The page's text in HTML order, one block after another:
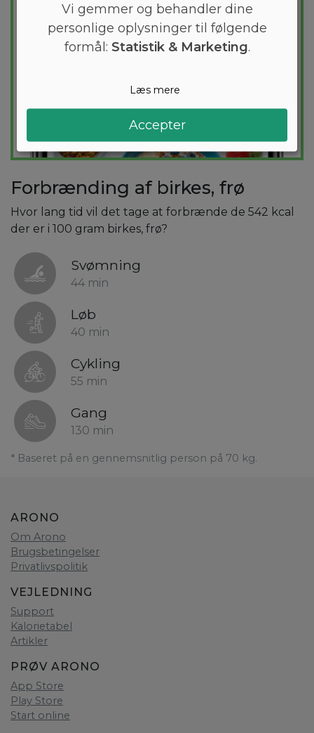
Forbrænding af birkes, frø
Hvor lang tid vil det tage at forbrænde de 542 kcal
der er i 100 gram birkes, frø?
Svømning
44 min
Løb
40 min
Cykling
55 min
Gang
130 min
* Baseret på en gennemsnitlig person på 70 kg.
ARONO
Om Arono
Brugsbetingelser
Privatlivspolitik
VEJLEDNING
Support
Kalorietabel
Artikler
PRØV ARONO
App Store
Play Store
Start online
Vi gemmer og behandler dine
personlige oplysninger til følgende
formål: Statistik & Marketing.
Læs mere
Accepter